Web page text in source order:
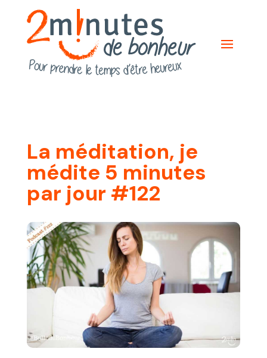
La méditation, je
médite 5 minutes
par jour #122